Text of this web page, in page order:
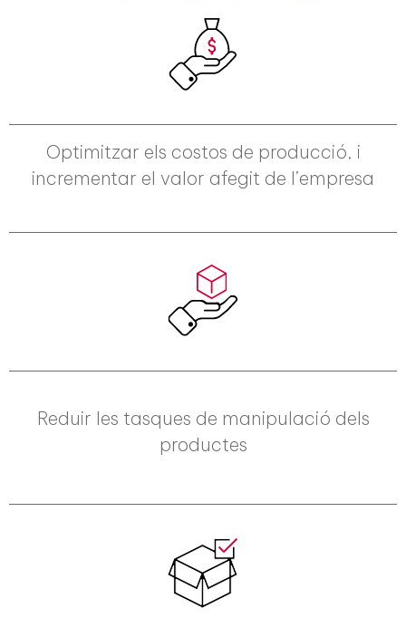
Optimitzar els costos de producció, i
incrementar el valor afegit de l’empresa
Reduir les tasques de manipulació dels
productes